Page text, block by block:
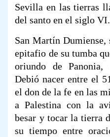
Sevilla en las tierras
del santo en el siglo VI.
San Martín Dumiense,
epitafio de su tumba
oriundo de
Debió nacer entre el
el don de la fe en las
a Palestina con la
besar y tocar la tierra
su tiempo entre